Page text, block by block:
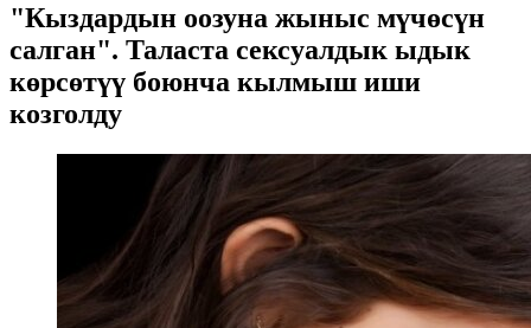
"Кыздардын оозуна жыныс мүчөсүн
салган". Таласта сексуалдык ыдык
көрсөтүү боюнча кылмыш иши
козголду